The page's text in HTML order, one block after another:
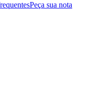
Peça sua nota